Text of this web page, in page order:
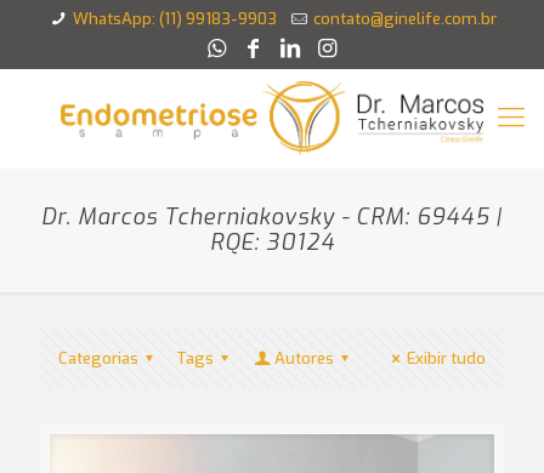
WhatsApp: (11) 99183-9903 contato@ginelife.com.br
Dr. Marcos Tcherniakovsky - CRM: 69445 |
RQE: 30124
Categorias Tags Autores Exibir tudo